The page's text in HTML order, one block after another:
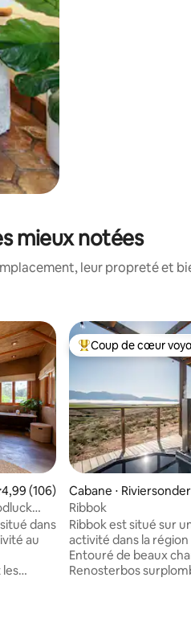
mieux notées
leur propreté et
: 4,92 sur 5
appréciés
moyenne sur la base de
4,99 (106)
dans
au
les
Coups de cœur
Coup de cœur
Cabane ⋅
Ribbok
Ribbok est situé sur
activité dans la
Entouré de beaux
Renosterbos